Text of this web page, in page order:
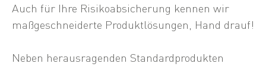
Auch für Ihre Risikoabsicherung kennen wir
maßgeschneiderte Produktlösungen, Hand drauf!
Neben herausragenden Standardprodukten